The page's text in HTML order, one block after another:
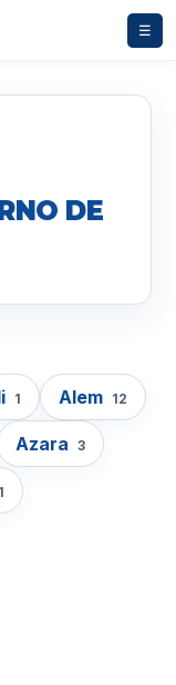
☰
DE
1 Alem 12
Azara 3
1